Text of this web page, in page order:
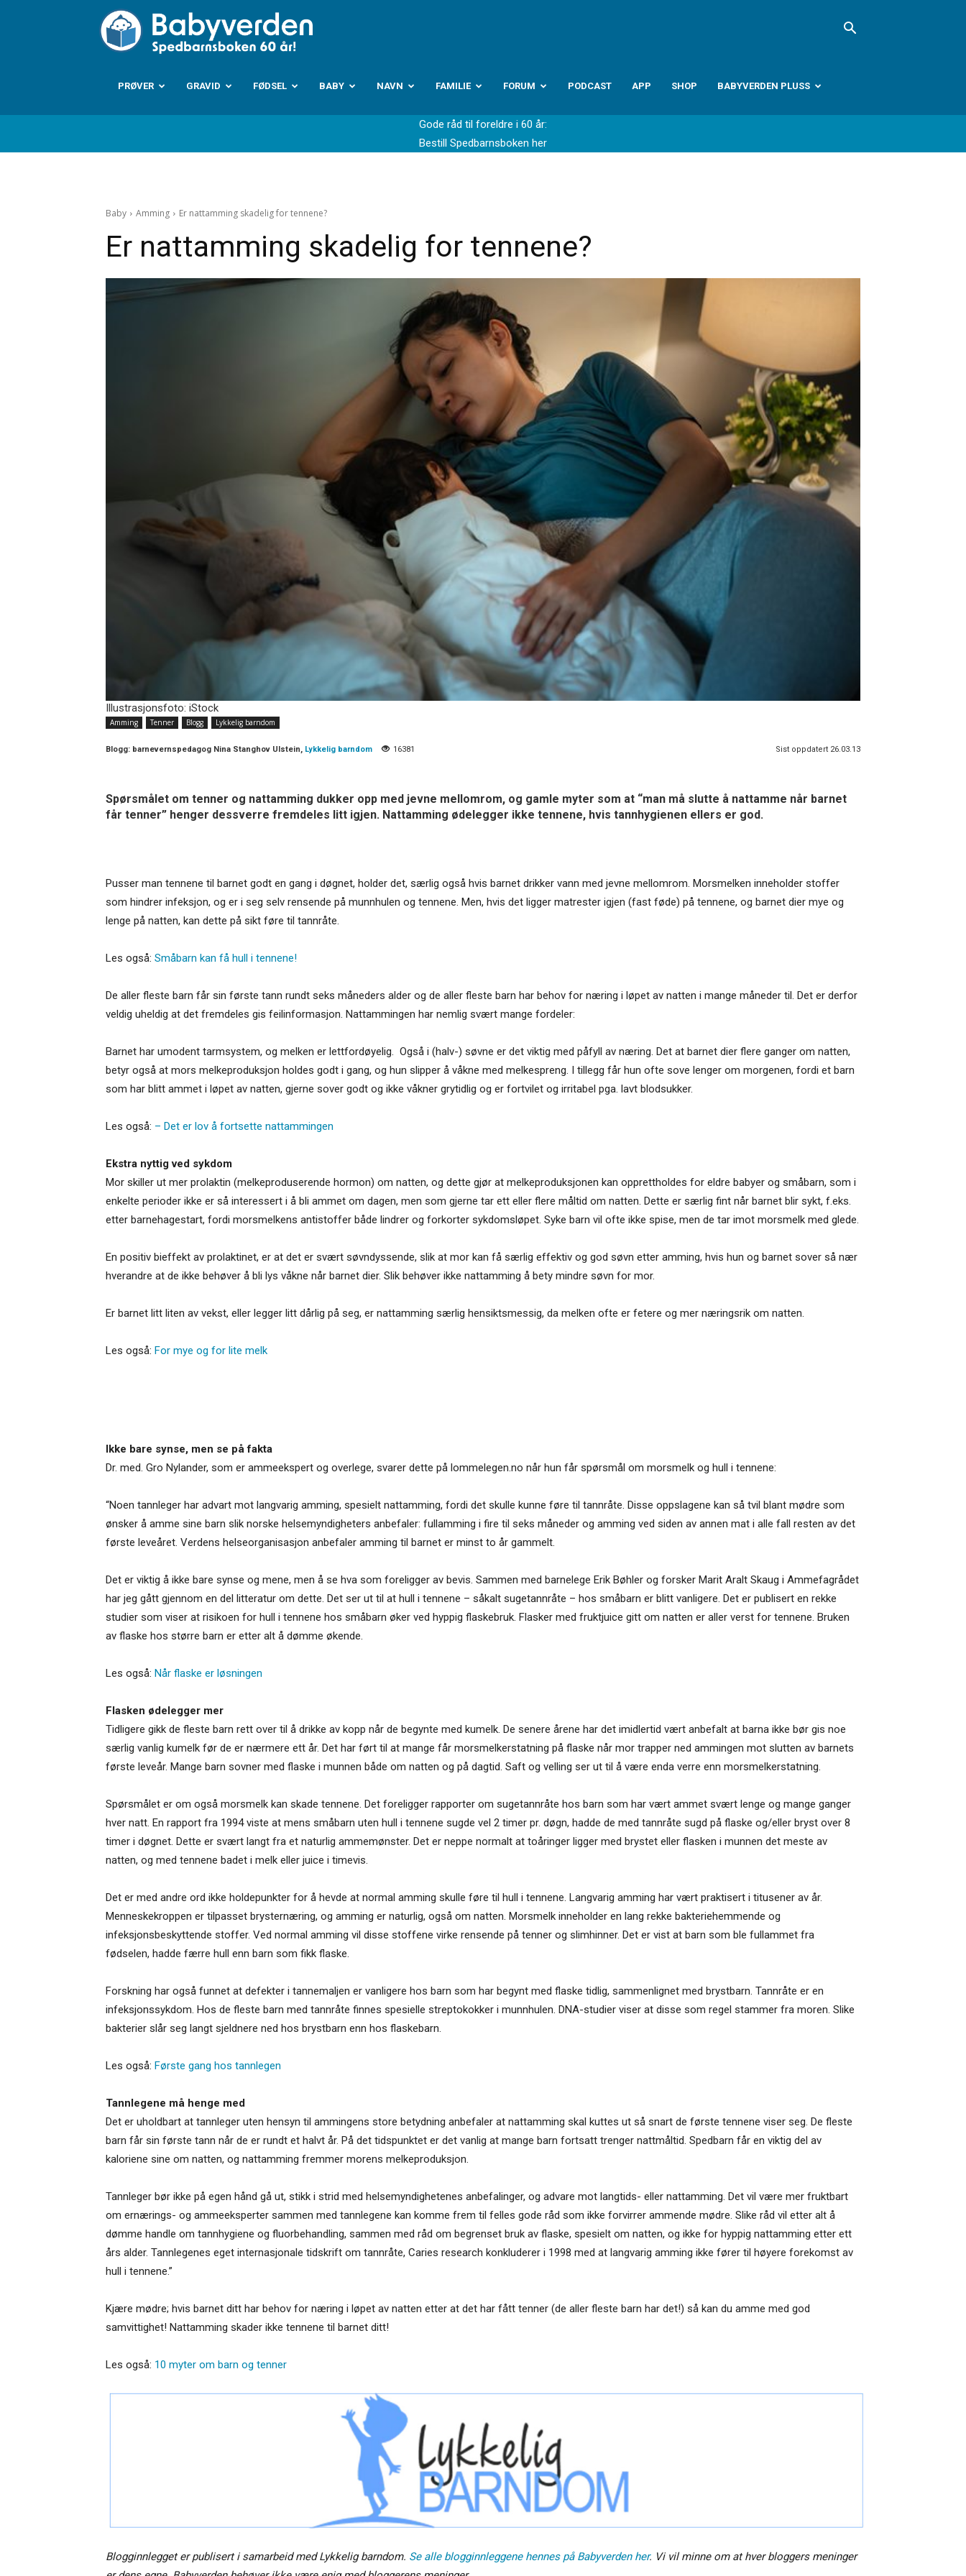
Babyverden.no
PRØVER GRAVID FØDSEL BABY NAVN FAMILIE FORUM PODCAST APP SHOP BABYVERDEN PLUSS
Gode råd til foreldre i 60 år:
Bestill Spedbarnsboken her
Baby Amming Er nattamming skadelig for tennene?
Er nattamming skadelig for tennene?
Illustrasjonsfoto: iStock
Amming Tenner Blogg Lykkelig barndom
Blogg: barnevernspedagog Nina Stanghov Ulstein, Lykkelig barndom 16381 Sist oppdatert 26.03.13
Spørsmålet om tenner og nattamming dukker opp med jevne mellomrom, og gamle myter som at “man må slutte å nattamme når barnet
får tenner” henger dessverre fremdeles litt igjen. Nattamming ødelegger ikke tennene, hvis tannhygienen ellers er god.
Pusser man tennene til barnet godt en gang i døgnet, holder det, særlig også hvis barnet drikker vann med jevne mellomrom. Morsmelken inneholder stoffer
som hindrer infeksjon, og er i seg selv rensende på munnhulen og tennene. Men, hvis det ligger matrester igjen (fast føde) på tennene, og barnet dier mye og
lenge på natten, kan dette på sikt føre til tannråte.
Les også: Småbarn kan få hull i tennene!
De aller fleste barn får sin første tann rundt seks måneders alder og de aller fleste barn har behov for næring i løpet av natten i mange måneder til. Det er derfor
veldig uheldig at det fremdeles gis feilinformasjon. Nattammingen har nemlig svært mange fordeler:
Barnet har umodent tarmsystem, og melken er lettfordøyelig. Også i (halv-) søvne er det viktig med påfyll av næring. Det at barnet dier flere ganger om natten,
betyr også at mors melkeproduksjon holdes godt i gang, og hun slipper å våkne med melkespreng. I tillegg får hun ofte sove lenger om morgenen, fordi et barn
som har blitt ammet i løpet av natten, gjerne sover godt og ikke våkner grytidlig og er fortvilet og irritabel pga. lavt blodsukker.
Les også: – Det er lov å fortsette nattammingen
Ekstra nyttig ved sykdom
Mor skiller ut mer prolaktin (melkeproduserende hormon) om natten, og dette gjør at melkeproduksjonen kan opprettholdes for eldre babyer og småbarn, som i
enkelte perioder ikke er så interessert i å bli ammet om dagen, men som gjerne tar ett eller flere måltid om natten. Dette er særlig fint når barnet blir sykt, f.eks.
etter barnehagestart, fordi morsmelkens antistoffer både lindrer og forkorter sykdomsløpet. Syke barn vil ofte ikke spise, men de tar imot morsmelk med glede.
En positiv bieffekt av prolaktinet, er at det er svært søvndyssende, slik at mor kan få særlig effektiv og god søvn etter amming, hvis hun og barnet sover så nær
hverandre at de ikke behøver å bli lys våkne når barnet dier. Slik behøver ikke nattamming å bety mindre søvn for mor.
Er barnet litt liten av vekst, eller legger litt dårlig på seg, er nattamming særlig hensiktsmessig, da melken ofte er fetere og mer næringsrik om natten.
Les også: For mye og for lite melk
Ikke bare synse, men se på fakta
Dr. med. Gro Nylander, som er ammeekspert og overlege, svarer dette på lommelegen.no når hun får spørsmål om morsmelk og hull i tennene:
“Noen tannleger har advart mot langvarig amming, spesielt nattamming, fordi det skulle kunne føre til tannråte. Disse oppslagene kan så tvil blant mødre som
ønsker å amme sine barn slik norske helsemyndigheters anbefaler: fullamming i fire til seks måneder og amming ved siden av annen mat i alle fall resten av det
første leveåret. Verdens helseorganisasjon anbefaler amming til barnet er minst to år gammelt.
Det er viktig å ikke bare synse og mene, men å se hva som foreligger av bevis. Sammen med barnelege Erik Bøhler og forsker Marit Aralt Skaug i Ammefagrådet
har jeg gått gjennom en del litteratur om dette. Det ser ut til at hull i tennene – såkalt sugetannråte – hos småbarn er blitt vanligere. Det er publisert en rekke
studier som viser at risikoen for hull i tennene hos småbarn øker ved hyppig flaskebruk. Flasker med fruktjuice gitt om natten er aller verst for tennene. Bruken
av flaske hos større barn er etter alt å dømme økende.
Les også: Når flaske er løsningen
Flasken ødelegger mer
Tidligere gikk de fleste barn rett over til å drikke av kopp når de begynte med kumelk. De senere årene har det imidlertid vært anbefalt at barna ikke bør gis noe
særlig vanlig kumelk før de er nærmere ett år. Det har ført til at mange får morsmelkerstatning på flaske når mor trapper ned ammingen mot slutten av barnets
første leveår. Mange barn sovner med flaske i munnen både om natten og på dagtid. Saft og velling ser ut til å være enda verre enn morsmelkerstatning.
Spørsmålet er om også morsmelk kan skade tennene. Det foreligger rapporter om sugetannråte hos barn som har vært ammet svært lenge og mange ganger
hver natt. En rapport fra 1994 viste at mens småbarn uten hull i tennene sugde vel 2 timer pr. døgn, hadde de med tannråte sugd på flaske og/eller bryst over 8
timer i døgnet. Dette er svært langt fra et naturlig ammemønster. Det er neppe normalt at toåringer ligger med brystet eller flasken i munnen det meste av
natten, og med tennene badet i melk eller juice i timevis.
Det er med andre ord ikke holdepunkter for å hevde at normal amming skulle føre til hull i tennene. Langvarig amming har vært praktisert i titusener av år.
Menneskekroppen er tilpasset brysternæring, og amming er naturlig, også om natten. Morsmelk inneholder en lang rekke bakteriehemmende og
infeksjonsbeskyttende stoffer. Ved normal amming vil disse stoffene virke rensende på tenner og slimhinner. Det er vist at barn som ble fullammet fra
fødselen, hadde færre hull enn barn som fikk flaske.
Forskning har også funnet at defekter i tannemaljen er vanligere hos barn som har begynt med flaske tidlig, sammenlignet med brystbarn. Tannråte er en
infeksjonssykdom. Hos de fleste barn med tannråte finnes spesielle streptokokker i munnhulen. DNA-studier viser at disse som regel stammer fra moren. Slike
bakterier slår seg langt sjeldnere ned hos brystbarn enn hos flaskebarn.
Les også: Første gang hos tannlegen
Tannlegene må henge med
Det er uholdbart at tannleger uten hensyn til ammingens store betydning anbefaler at nattamming skal kuttes ut så snart de første tennene viser seg. De fleste
barn får sin første tann når de er rundt et halvt år. På det tidspunktet er det vanlig at mange barn fortsatt trenger nattmåltid. Spedbarn får en viktig del av
kaloriene sine om natten, og nattamming fremmer morens melkeproduksjon.
Tannleger bør ikke på egen hånd gå ut, stikk i strid med helsemyndighetenes anbefalinger, og advare mot langtids- eller nattamming. Det vil være mer fruktbart
om ernærings- og ammeeksperter sammen med tannlegene kan komme frem til felles gode råd som ikke forvirrer ammende mødre. Slike råd vil etter alt å
dømme handle om tannhygiene og fluorbehandling, sammen med råd om begrenset bruk av flaske, spesielt om natten, og ikke for hyppig nattamming etter ett
års alder. Tannlegenes eget internasjonale tidskrift om tannråte, Caries research konkluderer i 1998 med at langvarig amming ikke fører til høyere forekomst av
hull i tennene.”
Kjære mødre; hvis barnet ditt har behov for næring i løpet av natten etter at det har fått tenner (de aller fleste barn har det!) så kan du amme med god
samvittighet! Nattamming skader ikke tennene til barnet ditt!
Les også: 10 myter om barn og tenner
Blogginnlegget er publisert i samarbeid med Lykkelig barndom. Se alle blogginnleggene hennes på Babyverden her. Vi vil minne om at hver bloggers meninger